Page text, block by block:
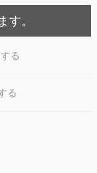
。
る
る